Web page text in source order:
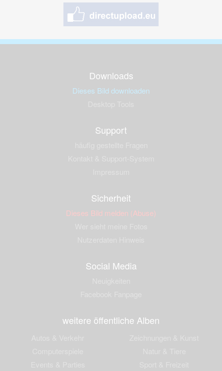
Downloads
Dieses Bild downloaden
Support
Sicherheit
Dieses Bild melden (Abuse)
Social Media
weitere öffentliche Alben